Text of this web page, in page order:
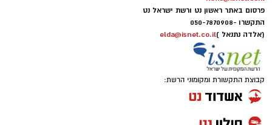
פרסום באתר ראשון נט ורשת ישראל נט
התקשרו -050-7870908
(אלדה נתנאל )elda@isnet.co.il
קבוצת התקשורת ומקומוני הרשת: